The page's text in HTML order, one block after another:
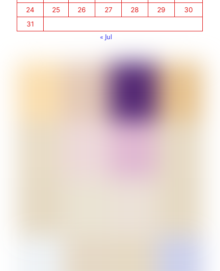
24
25 26 27 28 29
30
31
« Jul